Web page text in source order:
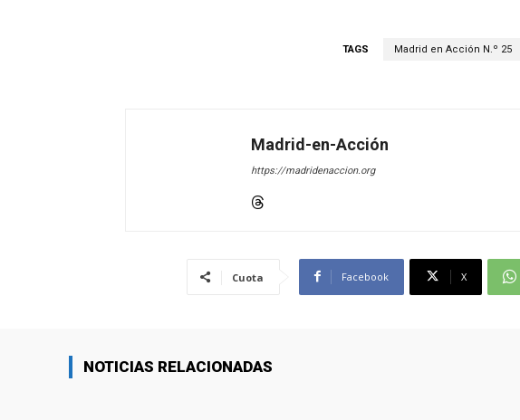
TAGS Madrid en Acción N.º 25
Madrid-en-Acción
https://madridenaccion.org
Cuota Facebook X
NOTICIAS RELACIONADAS